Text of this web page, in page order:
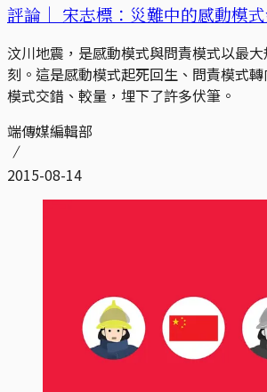
評論｜ 宋志標：災難中的感動模
汶川地震，是感動模式與問責模式以最
刻。這是感動模式起死回生、問責模式
模式交錯、較量，埋下了許多伏筆。
端傳媒編輯部
2015-08-14